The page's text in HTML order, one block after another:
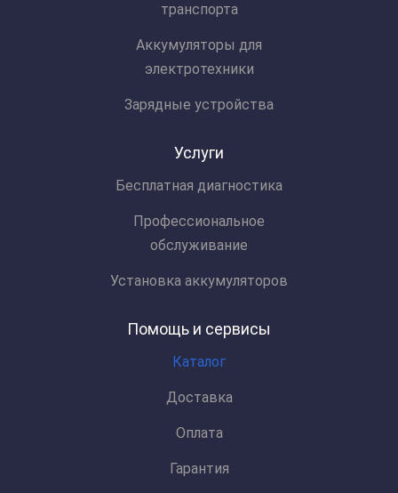
транспорта
Аккумуляторы для
электротехники
Зарядные устройства
Услуги
Бесплатная диагностика
Профессиональное
обслуживание
Установка аккумуляторов
Помощь и сервисы
Каталог
Доставка
Оплата
Гарантия